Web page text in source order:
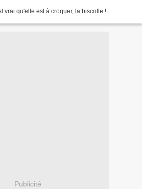
vrai qu'elle est à croquer, la biscotte !..
Publicité